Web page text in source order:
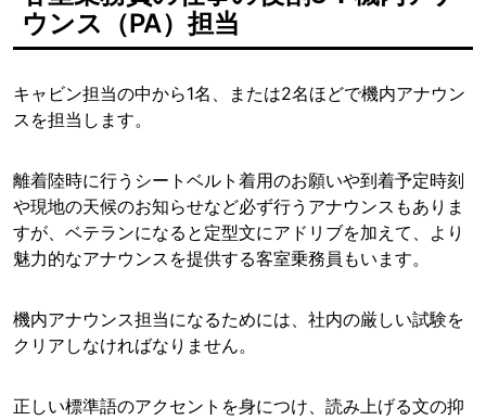
ウンス（PA）担当
キャビン担当の中から1名、または2名ほどで機内アナウン
スを担当します。
離着陸時に行うシートベルト着用のお願いや到着予定時刻
や現地の天候のお知らせなど必ず行うアナウンスもありま
すが、ベテランになると定型文にアドリブを加えて、より
魅力的なアナウンスを提供する客室乗務員もいます。
機内アナウンス担当になるためには、社内の厳しい試験を
クリアしなければなりません。
正しい標準語のアクセントを身につけ、読み上げる文の抑